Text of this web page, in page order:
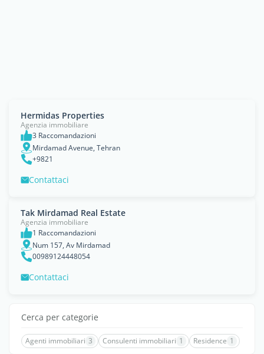
Hermidas Properties
Agenzia immobiliare
3 Raccomandazioni
Mirdamad Avenue, Tehran
+9821
Contattaci
Tak Mirdamad Real Estate
Agenzia immobiliare
1 Raccomandazioni
Num 157, Av Mirdamad
00989124448054
Contattaci
Cerca per categorie
Agenti immobiliari 3 Consulenti immobiliari 1 Residence 1